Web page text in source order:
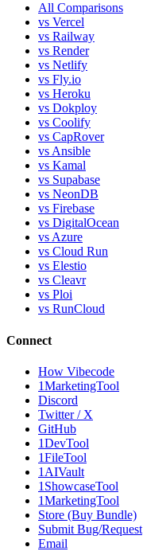
All Comparisons
vs Vercel
vs Railway
vs Render
vs Netlify
vs Fly.io
vs Heroku
vs Dokploy
vs Coolify
vs CapRover
vs Ansible
vs Kamal
vs Supabase
vs NeonDB
vs Firebase
vs DigitalOcean
vs Azure
vs Cloud Run
vs Elestio
vs Cleavr
vs Ploi
vs RunCloud
Connect
How Vibecode
1MarketingTool
Discord
Twitter / X
GitHub
1DevTool
1FileTool
1AIVault
1ShowcaseTool
1MarketingTool
Store (Buy Bundle)
Submit Bug/Request
Email